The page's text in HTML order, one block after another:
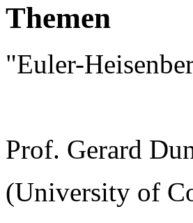
Themen
"Euler-
Prof. Gerard
(University of